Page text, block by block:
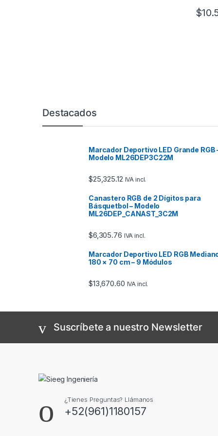
$
Marcas De Carrusel
Destacados
Marcador Deportivo LED Grande RGB
Modelo ML26DEP3C22M
$25,325.12 IVA incl.
Canastero RGB de 2 Dígitos para
Básquetbol – Modelo
ML26DEP_CANAST_3C2M
$6,305.76 IVA incl.
Marcador Deportivo LED RGB
180 × 70 cm – 9 Módulos
$13,670.60 IVA incl.
Suscríbete a nuestro Newsletter
¿Tienes Preguntas? Llámanos
+52(961)1180157